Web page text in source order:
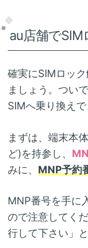
au店舗でSIM
確実にSIMロッ
ましょう。つい
SIMへ乗り換えで
まずは、端末本
ど)を持参し、
みに、 MNP予約
MNP番号を手に
ので注意してく
行して下さい」